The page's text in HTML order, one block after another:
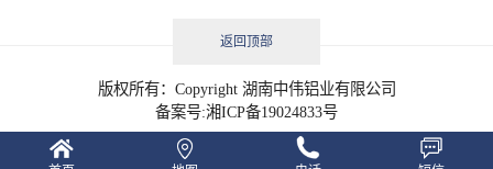
返回顶部
版权所有：Copyright 湖南中伟铝业有限公司
备案号:湘ICP备19024833号